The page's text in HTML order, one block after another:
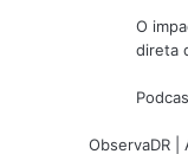
O
direta
ObservaDR |